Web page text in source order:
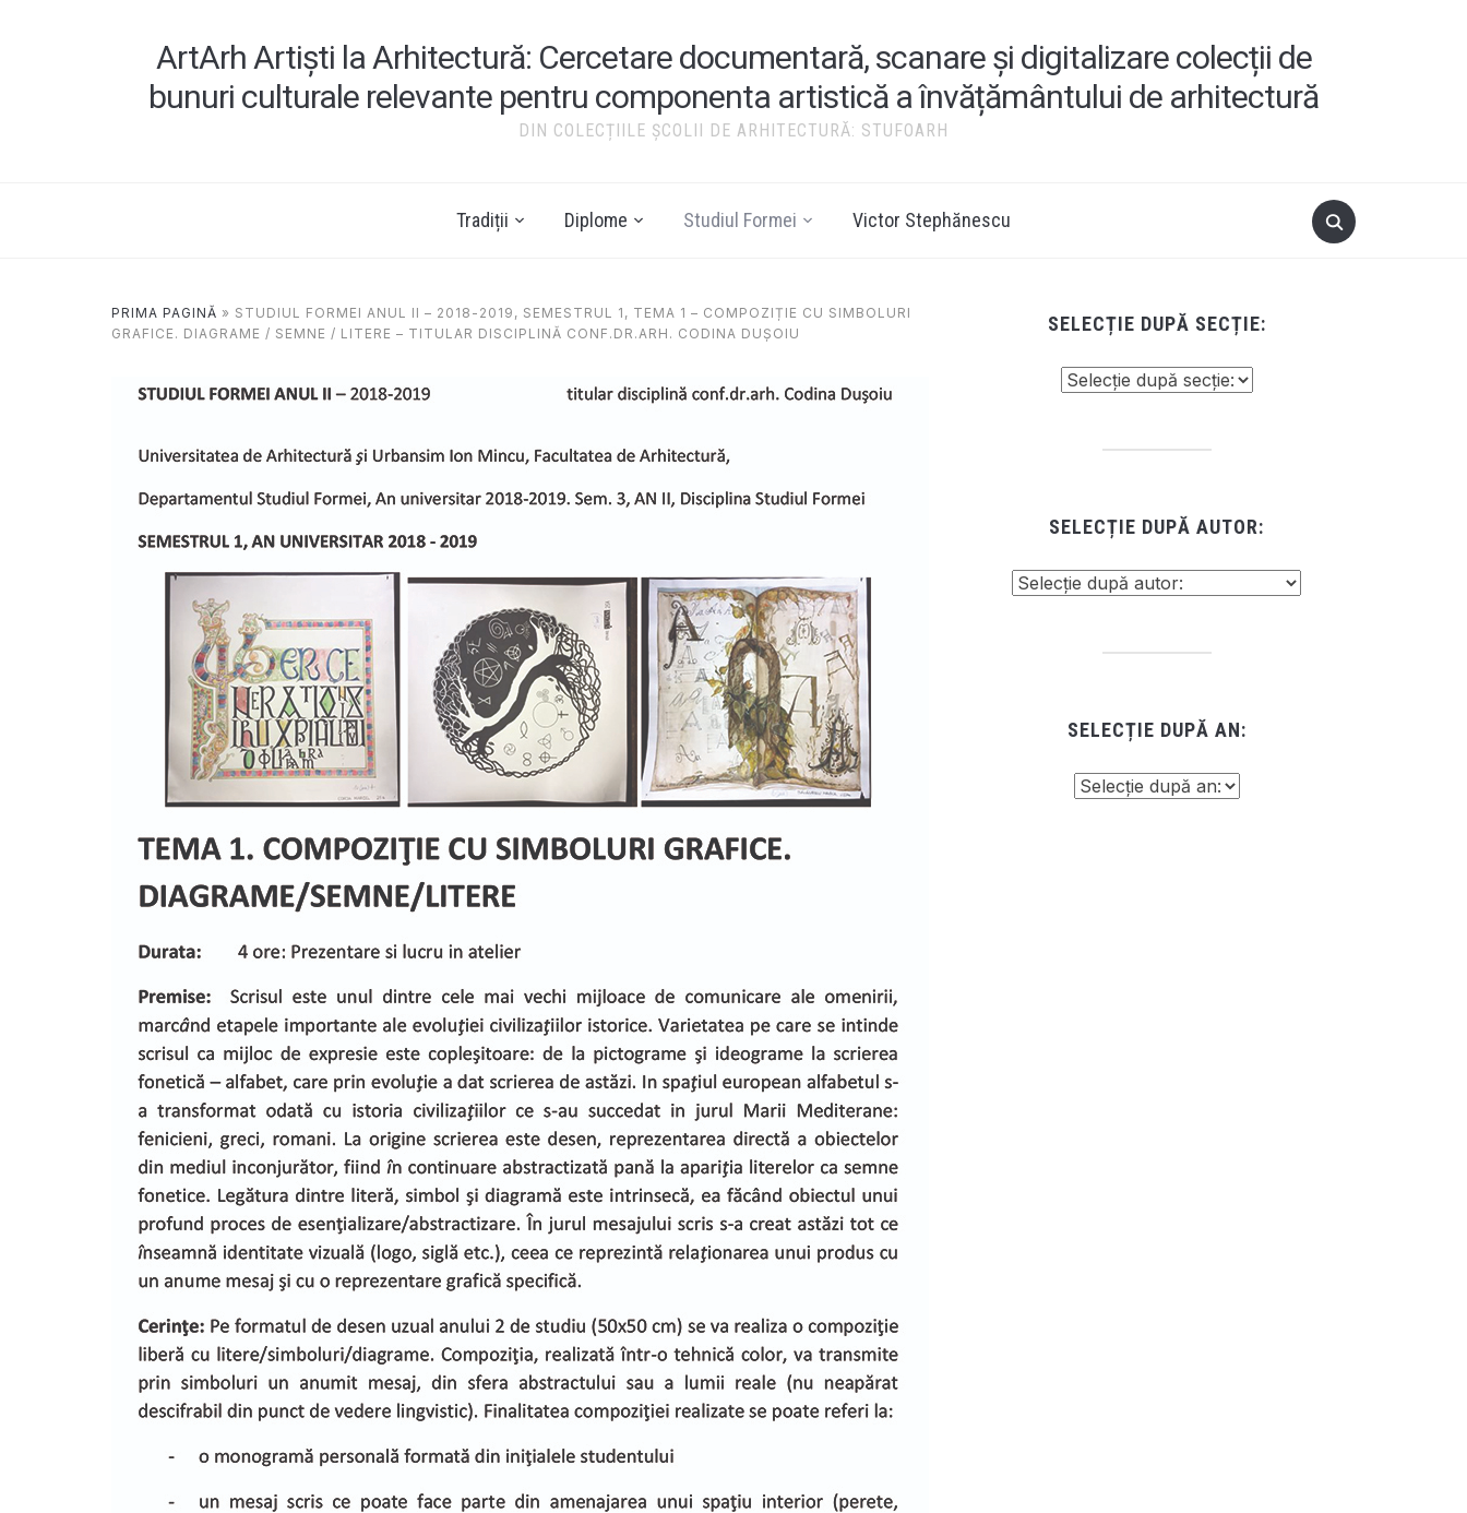
ArtArh Artiști la Arhitectură: Cercetare documentară, scanare și digitalizare colecții de
bunuri culturale relevante pentru componenta artistică a învățământului de arhitectură
DIN COLECȚIILE ȘCOLII DE ARHITECTURĂ: STUFOARH
Tradiții Diplome Studiul Formei Victor Stephănescu
PRIMA PAGINĂ » STUDIUL FORMEI ANUL II – 2018-2019, SEMESTRUL 1, TEMA 1 – COMPOZIȚIE CU SIMBOLURI
GRAFICE. DIAGRAME / SEMNE / LITERE – TITULAR DISCIPLINĂ CONF.DR.ARH. CODINA DUȘOIU
SELECȚIE DUPĂ SECȚIE:
SELECȚIE DUPĂ AUTOR:
SELECȚIE DUPĂ AN: